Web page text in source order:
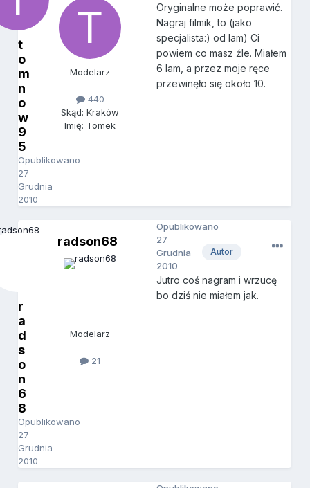
t
o
m
n
o
w
9
5
Opublikowano
27
Grudnia
2010
Modelarz
440
Skąd: Kraków
Imię: Tomek
Oryginalne może poprawić.
Nagraj filmik, to (jako
specjalista:) od lam) Ci
powiem co masz źle. Miałem
6 lam, a przez moje ręce
przewinęło się około 10.
r
a
d
s
o
n
6
8
Opublikowano
27
Grudnia
2010
radson68
Modelarz
21
Autor
Opublikowano
27
Grudnia
2010
Jutro coś nagram i wrzucę
bo dziś nie miałem jak.